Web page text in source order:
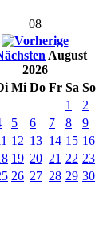
08
August
2026
Mi Do Fr Sa So
1
2
5 6 7 8
9
12 13 14 15 16
19 20 21 22 23
26 27 28 29 30